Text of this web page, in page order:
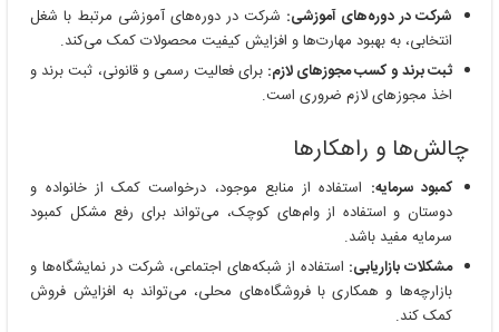
شرکت در دوره‌های آموزشی: شرکت در دوره‌های آموزشی مرتبط با شغل
انتخابی، به بهبود مهارت‌ها و افزایش کیفیت محصولات کمک می‌کند.
ثبت برند و کسب مجوزهای لازم: برای فعالیت رسمی و قانونی، ثبت برند و
اخذ مجوزهای لازم ضروری است.
چالش‌ها و راهکارها
کمبود سرمایه: استفاده از منابع موجود، درخواست کمک از خانواده و
دوستان و استفاده از وام‌های کوچک، می‌تواند برای رفع مشکل کمبود
سرمایه مفید باشد.
مشکلات بازاریابی: استفاده از شبکه‌های اجتماعی، شرکت در نمایشگاه‌ها و
بازارچه‌ها و همکاری با فروشگاه‌های محلی، می‌تواند به افزایش فروش
کمک کند.